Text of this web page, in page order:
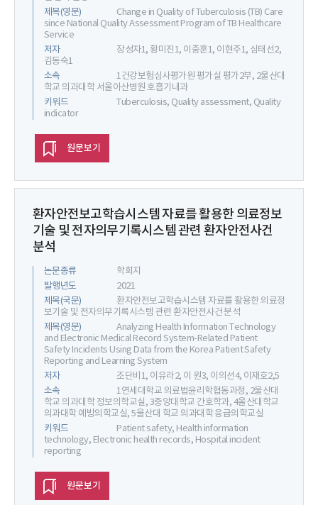
제목(영문)
Change in Quality of Tuberculosis (TB) Care
since National Quality Assessment Program of TB Healthcare
Service
저자
장성자1, 황미진1, 이충훈1, 이현주1, 심태선2,
김동숙1
소속
1건강보험심사평가원 평가실 평가2부, 2울산대
학교 의과대학 서울아산병원 호흡기내과
키워드
Tuberculosis, Quality assessment, Quality
indicator
원문보기
환자안전보고학습시스템 자료를 활용한 의료정보
기술 및 전자의무기록시스템 관련 환자안전사건
분석
논문종류
학회지
발행년도
2021
제목(국문)
환자안전보고학습시스템 자료를 활용한 의료정
보기술 및 전자의무기록시스템 관련 환자안전사건 분석
제목(영문)
Analyzing Health Information Technology
and Electronic Medical Record System-Related Patient
Safety Incidents Using Data from the Korea Patient Safety
Reporting and Learning System
저자
조단비1, 이유라2, 이 원3, 이의선4, 이재호2,5
소속
1연세대학교 의료법윤리학협동과정, 2울산대
학교 의과대학 정보의학교실, 3중앙대학교 간호학과, 4울산대학교
의과대학 예방의학교실, 5울산대 학교 의과대학 응급의학교실
키워드
Patient safety, Health information
technology, Electronic health records, Hospital incident
reporting
원문보기